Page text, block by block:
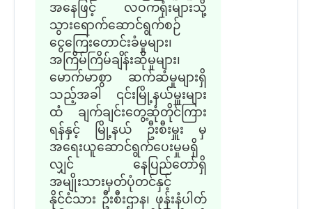
အနေဖြင့် လဝကရုံးများသို့
သွားရောက်ဆောင်ရွက်စဉ်
ငွေကြေးတောင်းခံမှုများ၊
အကြိမ်ကြိမ်ချိန်းဆိုမှုများ၊
မောက်မာစွာ ဆက်ဆံမှုများရှိ
သည့်အခါ ၎င်းမြို့နယ်မှူးများ
ထံ ချက်ချင်းတွေ့ဆုံတိုင်ကြား
ရန်နှင့် မြို့နယ် ဦးစီးမှူး မှ
အရေးယူဆောင်ရွက်ပေးမှုမရှိ
လျှင် နေပြည်တော်ရှိ
အမျိုးသားမှတ်ပုံတင်နှင့်
နိုင်ငံသား ဦးစီးဌာန၊ ဖုန်းနံပါတ်